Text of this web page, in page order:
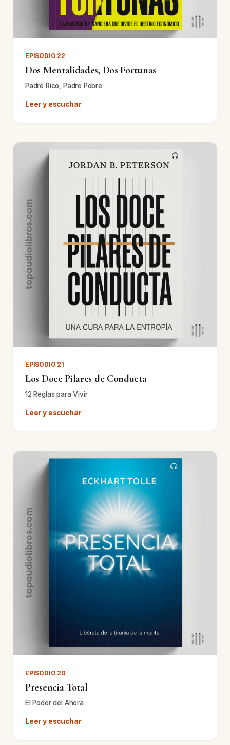
EPISODIO 22
Dos Mentalidades, Dos Fortunas
Padre Rico, Padre Pobre
Leer y escuchar
EPISODIO 21
Los Doce Pilares de Conducta
12 Reglas para Vivir
Leer y escuchar
EPISODIO 20
Presencia Total
El Poder del Ahora
Leer y escuchar